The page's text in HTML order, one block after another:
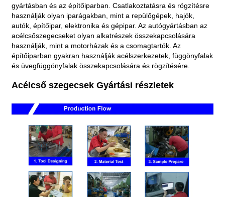
gyártásban és az építőiparban. Csatlakoztatásra és rögzítésre
használják olyan iparágakban, mint a repülőgépek, hajók,
autók, építőipar, elektronika és gépipar. Az autógyártásban az
acélcsőszegecseket olyan alkatrészek összekapcsolására
használják, mint a motorházak és a csomagtartók. Az
építőiparban gyakran használják acélszerkezetek, függönyfalak
és üvegfüggönyfalak összekapcsolására és rögzítésére.
Acélcső szegecsek Gyártási részletek